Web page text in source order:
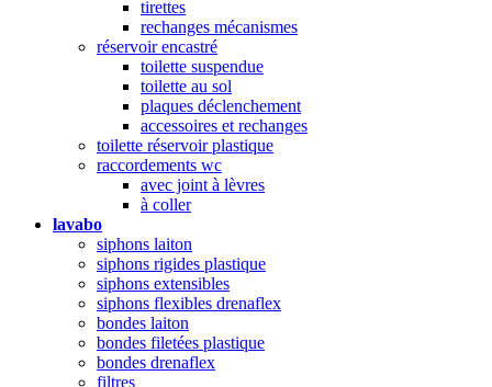
tirettes
rechanges mécanismes
réservoir encastré
toilette suspendue
toilette au sol
plaques déclenchement
accessoires et rechanges
toilette réservoir plastique
raccordements wc
avec joint à lèvres
à coller
lavabo
siphons laiton
siphons rigides plastique
siphons extensibles
siphons flexibles drenaflex
bondes laiton
bondes filetées plastique
bondes drenaflex
filtres